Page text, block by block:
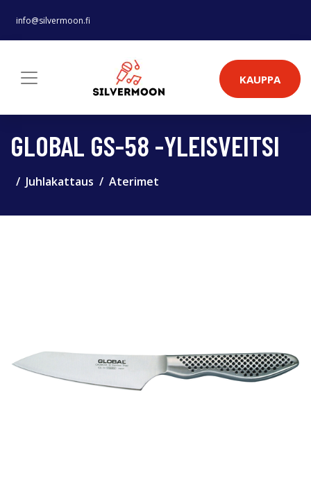
info@silvermoon.fi
KAUPPA
GLOBAL GS-58 -YLEISVEITSI
Juhlakattaus Aterimet